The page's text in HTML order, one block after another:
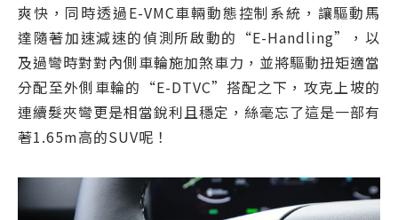
爽快，同時透過E-VMC車輛動態控制系統，讓驅動馬
達隨著加速減速的偵測所啟動的“E-Handling”，以
及過彎時對對內側車輪施加煞車力，並將驅動扭矩適當
分配至外側車輪的“E-DTVC”搭配之下，攻克上坡的
連續髮夾彎更是相當銳利且穩定，絲毫忘了這是一部有
著1.65m高的SUV呢！